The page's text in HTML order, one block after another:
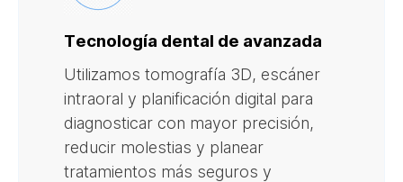
Tecnología dental de avanzada
Utilizamos tomografía 3D, escáner
intraoral y planificación digital para
diagnosticar con mayor precisión,
reducir molestias y planear
tratamientos más seguros y